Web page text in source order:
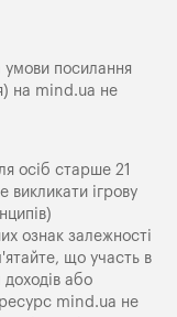
умови посилання
на mind.ua не
осіб старше 21
викликати ігрову
ознак залежності
що участь в
або
mind.ua не